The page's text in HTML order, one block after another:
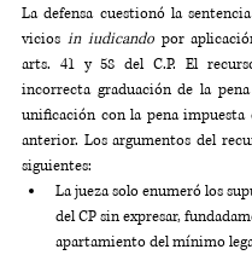
La defensa cuestionó la
vicios in iudicando por
arts. 41 y 58 del C.P. El
incorrecta graduación de la
unificación con la pena impuesta
anterior. Los argumentos del
siguientes:
La jueza solo enumeró los
del CP sin expresar,
apartamiento del mínimo